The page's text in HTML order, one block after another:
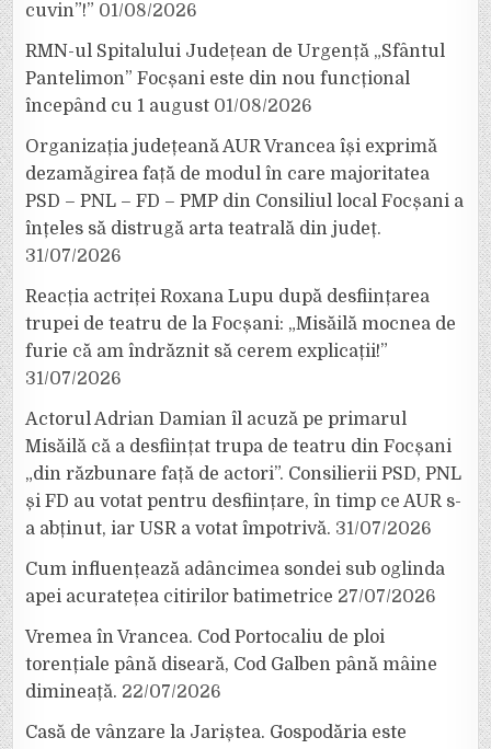
cuvin”!” 01/08/2026
RMN-ul Spitalului Județean de Urgență „Sfântul
Pantelimon” Focșani este din nou funcțional
începând cu 1 august 01/08/2026
Organizația județeană AUR Vrancea își exprimă
dezamăgirea față de modul în care majoritatea
PSD – PNL – FD – PMP din Consiliul local Focșani a
înțeles să distrugă arta teatrală din județ.
31/07/2026
Reacția actriței Roxana Lupu după desființarea
trupei de teatru de la Focșani: „Misăilă mocnea de
furie că am îndrăznit să cerem explicații!”
31/07/2026
Actorul Adrian Damian îl acuză pe primarul
Misăilă că a desființat trupa de teatru din Focșani
„din răzbunare față de actori”. Consilierii PSD, PNL
și FD au votat pentru desființare, în timp ce AUR s-
a abținut, iar USR a votat împotrivă. 31/07/2026
Cum influențează adâncimea sondei sub oglinda
apei acuratețea citirilor batimetrice 27/07/2026
Vremea în Vrancea. Cod Portocaliu de ploi
torențiale până diseară, Cod Galben până mâine
dimineață. 22/07/2026
Casă de vânzare la Jariștea. Gospodăria este